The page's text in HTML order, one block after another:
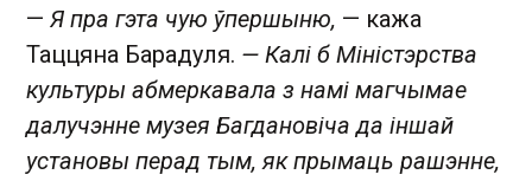
— Я пра гэта чую ўпершыню, — кажа
Таццяна Барадуля. — Калі б Міністэрства
культуры абмеркавала з намі магчымае
далучэнне музея Багдановіча да іншай
установы перад тым, як прымаць рашэнне,